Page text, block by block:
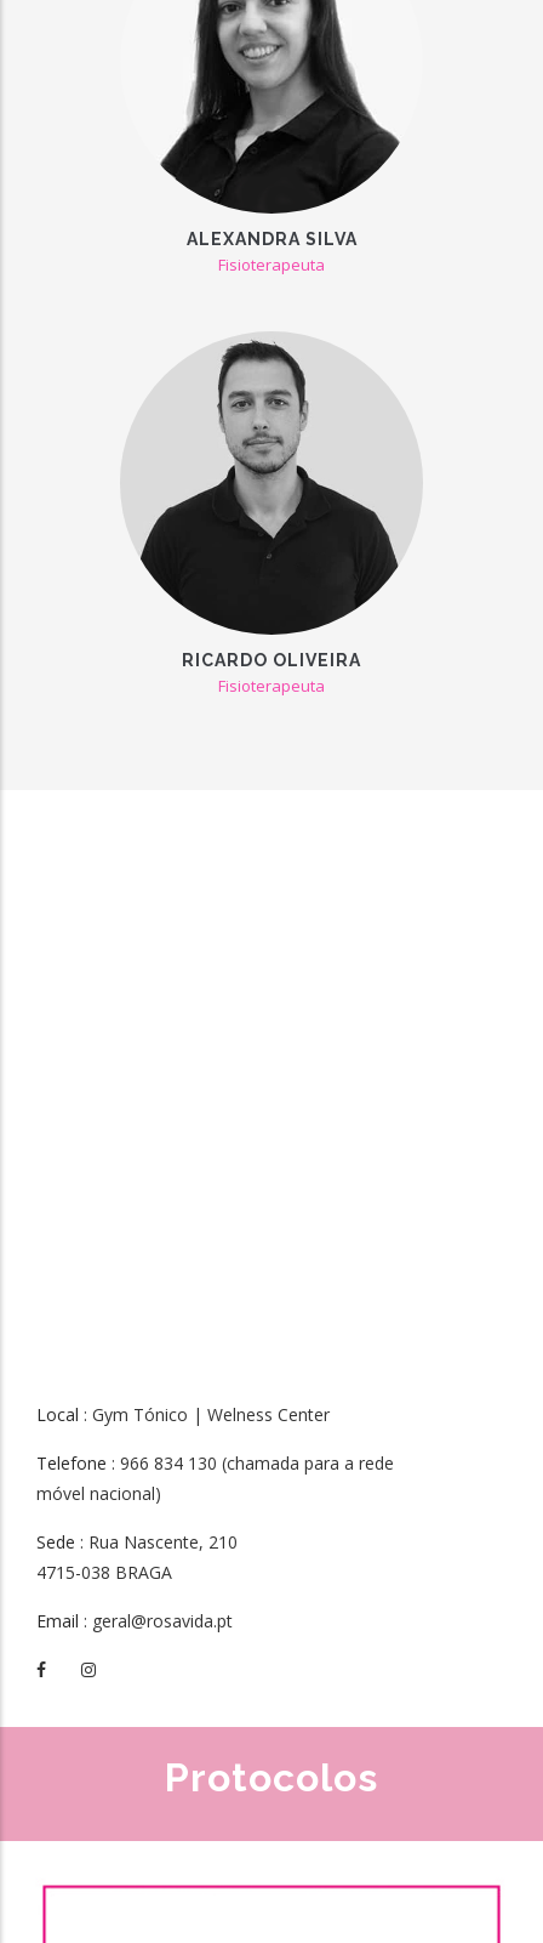
ALEXANDRA SILVA
Fisioterapeuta
RICARDO OLIVEIRA
Fisioterapeuta
Local : Gym Tónico | Welness Center
Telefone : 966 834 130 (chamada para a rede
móvel nacional)
Sede : Rua Nascente, 210
4715-038 BRAGA
Email : geral@rosavida.pt
Protocolos